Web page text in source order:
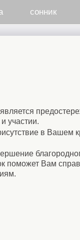
сонник
участии.
в Вашем
поможет Вам